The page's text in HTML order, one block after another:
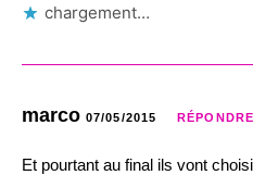
chargement…
marco 07/05/2015 RÉPONDRE
Et pourtant au final ils vont